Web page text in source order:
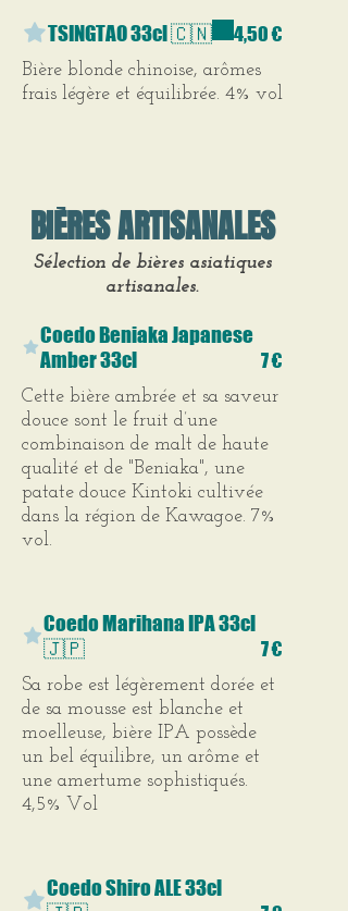
TSINGTAO 33cl 🇨🇳
Bière blonde chinoise, arômes
frais légère et équilibrée. 4% vol
4,50 €
BIÈRES ARTISANALES
Sélection de bières asiatiques
artisanales.
Coedo Beniaka Japanese
Amber 33cl
Cette bière ambrée et sa saveur
douce sont le fruit d’une
combinaison de malt de haute
qualité et de "Beniaka", une
patate douce Kintoki cultivée
dans la région de Kawagoe. 7%
vol.
7 €
Coedo Marihana IPA 33cl
🇯🇵
Sa robe est légèrement dorée et
de sa mousse est blanche et
moelleuse, bière IPA possède
un bel équilibre, un arôme et
une amertume sophistiqués.
4,5% Vol
7 €
Coedo Shiro ALE 33cl